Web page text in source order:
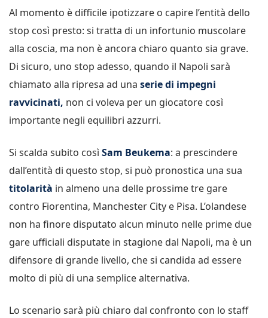
Al momento è difficile ipotizzare o capire l’entità dello
stop così presto: si tratta di un infortunio muscolare
alla coscia, ma non è ancora chiaro quanto sia grave.
Di sicuro, uno stop adesso, quando il Napoli sarà
chiamato alla ripresa ad una serie di impegni
ravvicinati, non ci voleva per un giocatore così
importante negli equilibri azzurri.
Si scalda subito così Sam Beukema: a prescindere
dall’entità di questo stop, si può pronostica una sua
titolarità in almeno una delle prossime tre gare
contro Fiorentina, Manchester City e Pisa. L’olandese
non ha finore disputato alcun minuto nelle prime due
gare ufficiali disputate in stagione dal Napoli, ma è un
difensore di grande livello, che si candida ad essere
molto di più di una semplice alternativa.
Lo scenario sarà più chiaro dal confronto con lo staff